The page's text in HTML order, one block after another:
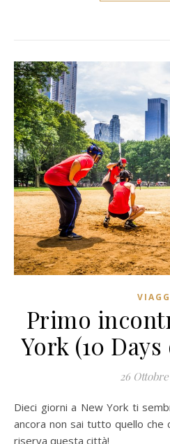
Primo
York (10
26
Dieci giorni a New York ti sembrano troppi? Forse perché
ancora non sai tutto quello che
riserva questa città!